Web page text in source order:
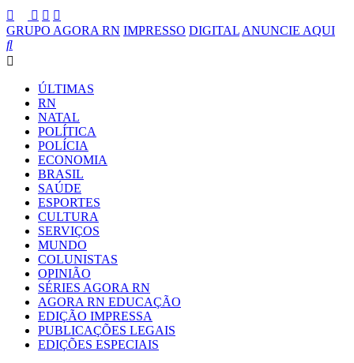
GRUPO AGORA RN IMPRESSO DIGITAL ANUNCIE AQUI
ÚLTIMAS
RN
NATAL
POLÍTICA
POLÍCIA
ECONOMIA
BRASIL
SAÚDE
ESPORTES
CULTURA
SERVIÇOS
MUNDO
COLUNISTAS
OPINIÃO
SÉRIES AGORA RN
AGORA RN EDUCAÇÃO
EDIÇÃO IMPRESSA
PUBLICAÇÕES LEGAIS
EDIÇÕES ESPECIAIS